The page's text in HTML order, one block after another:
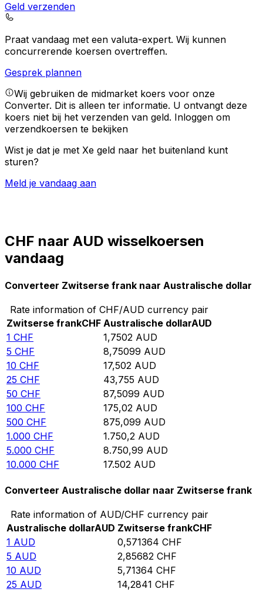
Geld verzenden
Praat vandaag met een valuta-expert. Wij kunnen
concurrerende koersen overtreffen.
Gesprek plannen
Wij gebruiken de midmarket koers voor onze
Converter. Dit is alleen ter informatie. U ontvangt deze
koers niet bij het verzenden van geld. Inloggen om
verzendkoersen te bekijken
Wist je dat je met Xe geld naar het buitenland kunt
sturen?
Meld je vandaag aan
CHF naar AUD wisselkoersen
vandaag
Converteer Zwitserse frank naar Australische dollar
Rate information of CHF/AUD currency pair
Zwitserse frankCHF Australische dollarAUD
1 CHF 1,7502 AUD
5 CHF 8,75099 AUD
10 CHF 17,502 AUD
25 CHF 43,755 AUD
50 CHF 87,5099 AUD
100 CHF 175,02 AUD
500 CHF 875,099 AUD
1.000 CHF 1.750,2 AUD
5.000 CHF 8.750,99 AUD
10.000 CHF 17.502 AUD
Converteer Australische dollar naar Zwitserse frank
Rate information of AUD/CHF currency pair
Australische dollarAUD Zwitserse frankCHF
1 AUD 0,571364 CHF
5 AUD 2,85682 CHF
10 AUD 5,71364 CHF
25 AUD 14,2841 CHF